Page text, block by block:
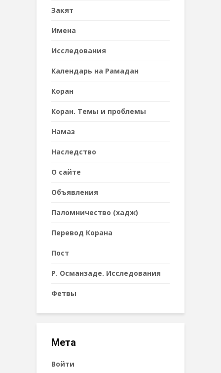
Закят
Имена
Исследования
Календарь на Рамадан
Коран
Коран. Темы и проблемы
Намаз
Наследствo
О сайте
Объявления
Паломничество (хадж)
Перевод Корана
Пост
Р. Османзаде. Исследования
Фетвы
Мета
Войти